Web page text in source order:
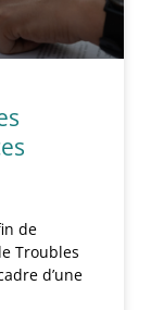
de
Troubles
d’une